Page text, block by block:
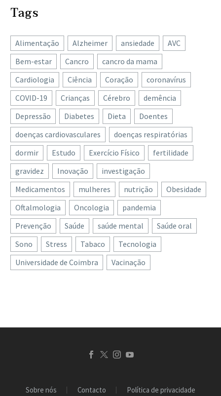
Tags
Alimentação Alzheimer ansiedade
AVC
Bem-estar
Cancro
cancro da mama
Cardiologia
Ciência Coração
coronavírus
COVID-19
Crianças Cérebro
demência
Depressão
Diabetes Dieta
Doentes
doenças cardiovasculares
doenças respiratórias
dormir
Estudo Exercício Físico
fertilidade
gravidez
Inovação
investigação
Medicamentos
mulheres nutrição
Obesidade
Oftalmologia
Oncologia
pandemia
Prevenção
Saúde saúde mental
Saúde oral
Sono
Stress Tabaco
Tecnologia
Universidade de Coimbra
Vacinação
Sobre nós Contacto Política de privacidade